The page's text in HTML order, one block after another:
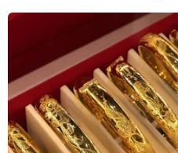
7 xu hướng xê dịch
khách tận hưởng
09/11/2023 07:02